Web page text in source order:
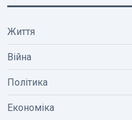
Життя
Війна
Політика
Економіка